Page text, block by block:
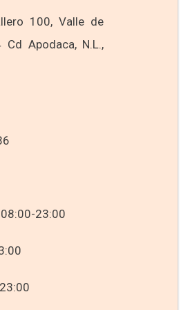
100, Valle de
Apodaca, N.L.,
23:00